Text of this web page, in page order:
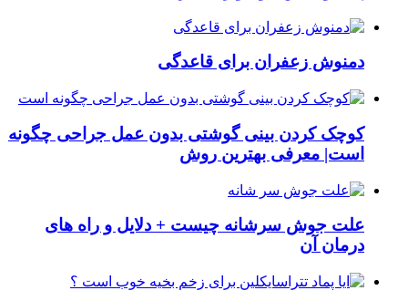
دمنوش زعفران برای قاعدگی
کوچک کردن بینی گوشتی بدون عمل جراحی چگونه
است| معرفی بهترین روش
علت جوش سرشانه چیست + دلایل و راه های
درمان آن